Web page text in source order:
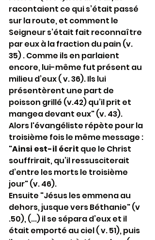
racontaient ce qui s’était passé
sur la route, et comment le
Seigneur s’était fait reconnaître
par eux à la fraction du pain (v.
35) . Comme ils en parlaient
encore, lui-même fut présent au
milieu d’eux ( v. 36). Ils lui
présentèrent une part de
poisson grillé (v.42) qu’il prit et
mangea devant eux" (v. 43).
Alors l'évangéliste répète pour la
troisième fois le même message :
"Ainsi est-il écrit que le Christ
souffrirait, qu’il ressusciterait
d’entre les morts le troisième
jour" (v. 46).
Ensuite "Jésus les emmena au
dehors, jusque vers Béthanie" (v
.50), (...) il se sépara d’eux et il
était emporté au ciel ( v. 51), puis